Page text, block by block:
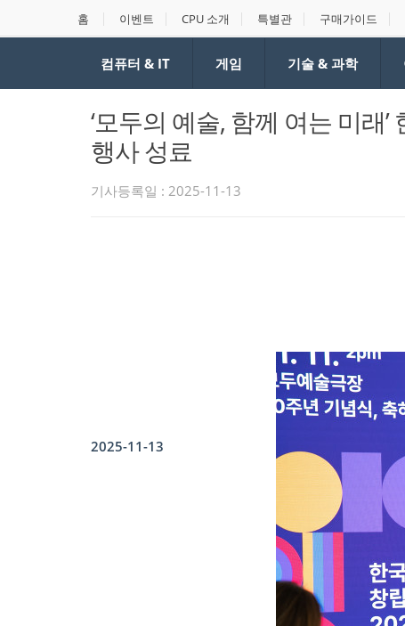
홈 이벤트 CPU 소개 특별관 구매가이드
컴퓨터 & IT 게임 기술 & 과학
‘모두의 예술, 함께 여는 미래
행사 성료
기사등록일 : 2025-11-13
2025-11-13